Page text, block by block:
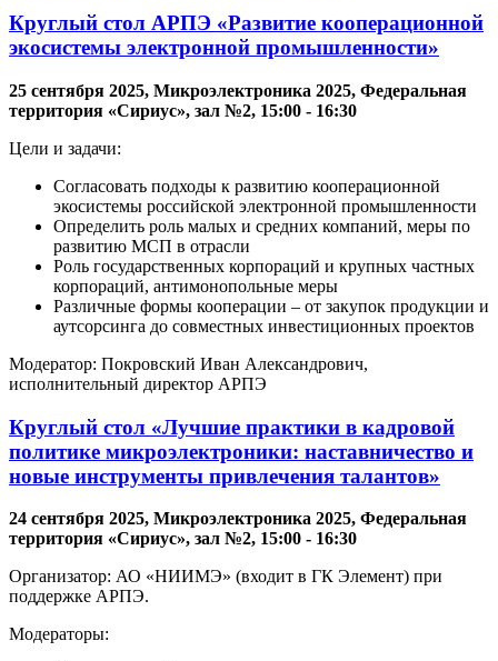
Круглый стол АРПЭ «Развитие кооперационной
экосистемы электронной промышленности»
25 сентября 2025, Микроэлектроника 2025, Федеральная
территория «Сириус», зал №2, 15:00 - 16:30
Цели и задачи:
Согласовать подходы к развитию кооперационной
экосистемы российской электронной промышленности
Определить роль малых и средних компаний, меры по
развитию МСП в отрасли
Роль государственных корпораций и крупных частных
корпораций, антимонопольные меры
Различные формы кооперации – от закупок продукции и
аутсорсинга до совместных инвестиционных проектов
Модератор: Покровский Иван Александрович,
исполнительный директор АРПЭ
Круглый стол «Лучшие практики в кадровой
политике микроэлектроники: наставничество и
новые инструменты привлечения талантов»
24 сентября 2025, Микроэлектроника 2025, Федеральная
территория «Сириус», зал №2, 15:00 - 16:30
Организатор: АО «НИИМЭ» (входит в ГК Элемент) при
поддержке АРПЭ.
Модераторы: